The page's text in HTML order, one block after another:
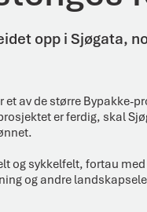
opp i Sjøgata,
et av de større Bypakke-
er ferdig, skal
og sykkelfelt, fortau
og andre